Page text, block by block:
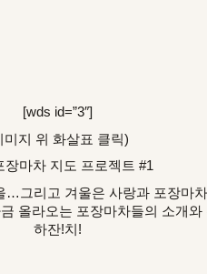
[wds id=”3″]
미지 위 화살표 클릭)
장마차 지도 프로젝트 #1
…그리고 겨울은 사랑과 포장마
올라오는 포장마차들의 소개
하잔!치!